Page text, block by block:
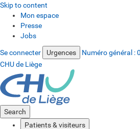
Skip to content
Mon espace
Presse
Jobs
Se connecter Urgences Numéro général :
CHU de Liège
Search
Patients & visiteurs